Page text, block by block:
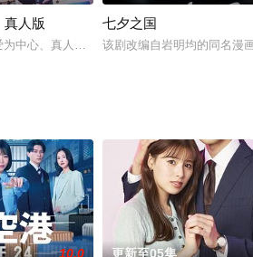
真人版
中心、真人剧集以阿库亚为中心、预定2025
七夕之国
该剧改编自岩明均的同名漫
10.0 更新至05集